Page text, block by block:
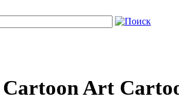
Cartoon Art